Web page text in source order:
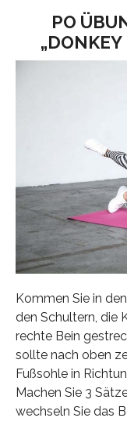
PO
Kommen Sie in
den Schultern, die
rechte Bein
sollte nach oben
Fußsohle in
Machen Sie 3
wechseln Sie das